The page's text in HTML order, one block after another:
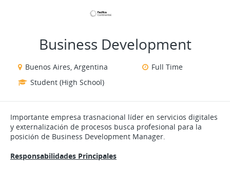
Business Development
Buenos Aires, Argentina
Full Time
Student (High School)
Importante empresa trasnacional líder en servicios digitales
y externalización de procesos busca profesional para la
posición de Business Development Manager.
Responsabilidades Principales